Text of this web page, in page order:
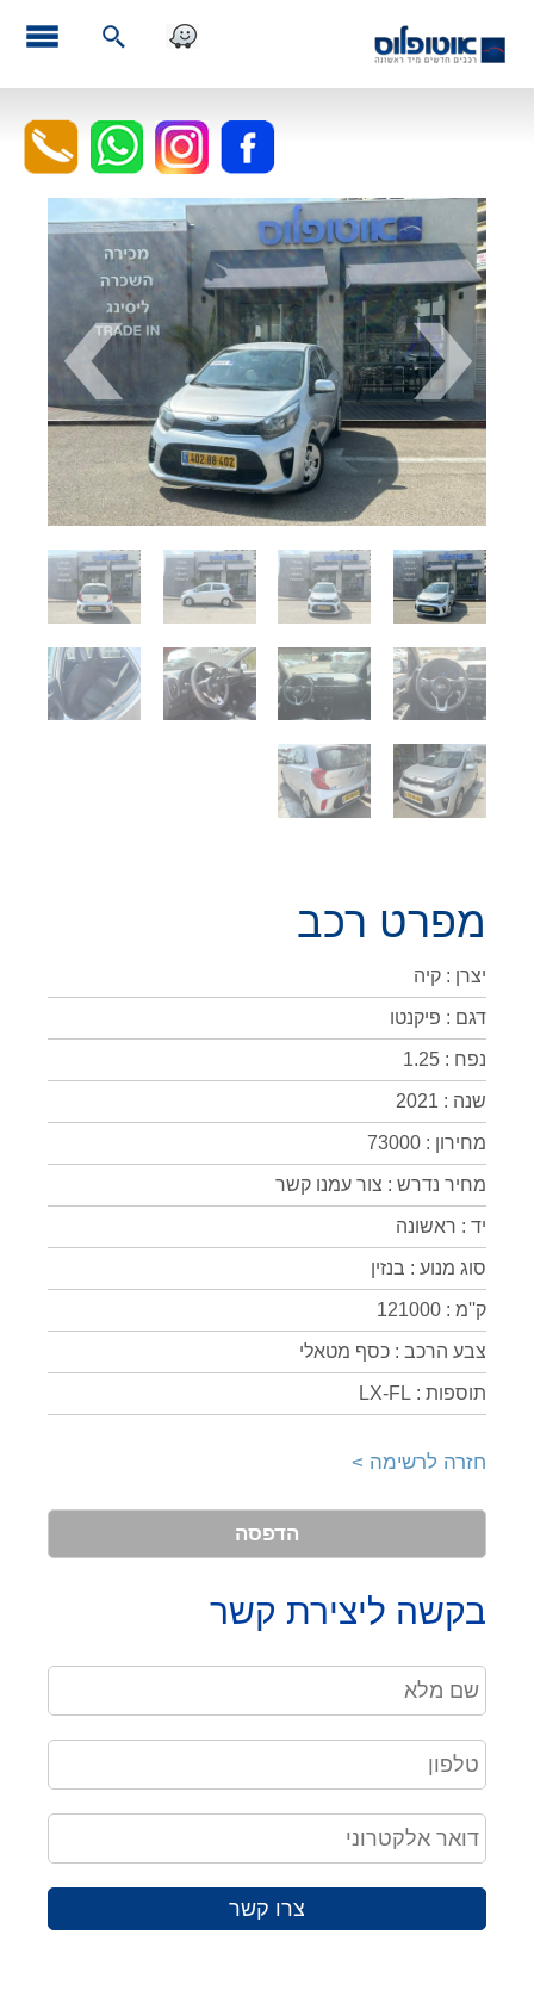
מפרט רכב
יצרן : קיה
דגם : פיקנטו
נפח : 1.25
שנה : 2021
מחירון : 73000
מחיר נדרש : צור עמנו קשר
יד : ראשונה
סוג מנוע : בנזין
ק''מ : 121000
צבע הרכב : כסף מטאלי
תוספות : LX-FL
חזרה לרשימה >
הדפסה
בקשה ליצירת קשר
צרו קשר